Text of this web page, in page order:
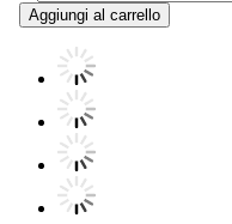
Aggiungi al carrello